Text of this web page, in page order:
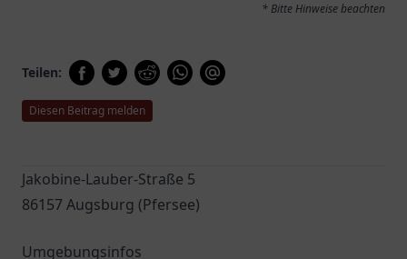
* Bitte Hinweise beachten
Teilen:
Diesen Beitrag melden
Jakobine-Lauber-Straße 5
86157 Augsburg (Pfersee)
Umgebungsinfos